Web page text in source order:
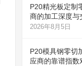
P20精光板定制
商的加工深度与
2026年8月5日
P20模具钢零切
应商的靠谱指数